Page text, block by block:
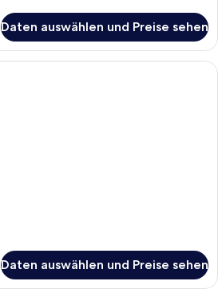
Daten auswählen und Preise sehen
Ein modernes Wohnzimmer mit
Daten auswählen und Preise sehen